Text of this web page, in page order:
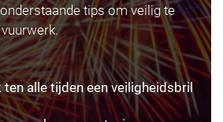
tips om veilig te
ten alle tijden een veiligheidsbril